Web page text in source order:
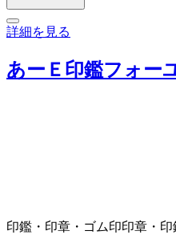
詳細を見る
あーＥ印鑑フォー
印鑑・印章・ゴム印印章・印